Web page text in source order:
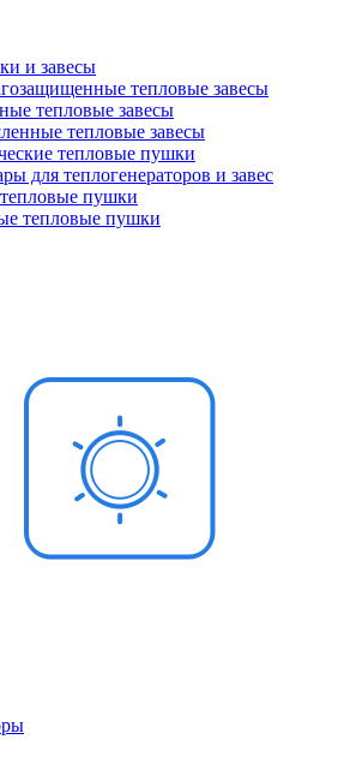
и завесы
тепловые завесы
тепловые завесы
тепловые завесы
тепловые пушки
для теплогенераторов и завес
пушки
тепловые пушки